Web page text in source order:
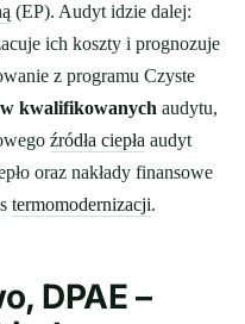
(EP). Audyt idzie dalej:
ich koszty i prognozuje
z programu Czyste
kwalifikowanych audytu,
źródła ciepła audyt
oraz nakłady finansowe
termomodernizacji.
DPAE –